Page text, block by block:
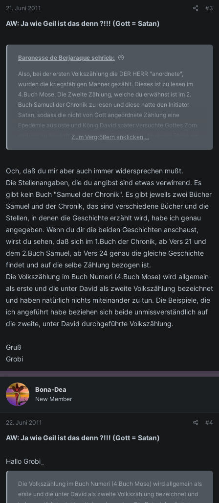
e
21. Juni 2011 #3
AW: Ja wie Geil ist das denn ?!!! (Gott = Satan)
Baronesse de Berjaraque schrieb:
Also, bei der ersten Volkszählung die DER HERR "anordnete",
wurden die kriegsfähigen Männer gezählt. Dieses ist zu lesen im
4.Buch Mose. Die Zweite Zählung, welche du erwähnst ist im 2.
Buch Samuel der Chronik zu lesen und diese hatte den Initiator
Satan, sodass die nicht von Gott angeordnete Zählung eine
Epedemie auslöste und König David später versuchte Gottes Zorn
darüber zu besänftigen mit einem Schuldopfer. An dieser Stelle wo
Lieber Grobi, da du da zwei verschiedene Volkszählungen zu einer
machtest, muß ich dir leider die Freude über deine Erkenntnis
Gott=Satan ein wenig nehmen
Gruß
Baronesse
Zum Vergrößern anklicken....
Och, daß du mir aber auch immer widersprechen mußt.
Die Stellenangaben, die du angibst sind etwas verwirrend. Es
gibt kein Buch "Samuel der Chronik". Es gibt jeweils zwei Bücher
Samuel und der Chronik, das sind verschiedene Bücher und die
Stellen, in denen die Geschichte erzählt wird, habe ich genau
angegeben. Wenn du dir die beiden Geschichten anschaust,
wirst du sehen, daß sich im 1.Buch der Chronik, ab Vers 21 und
dem 2.Buch Samuel, ab Vers 24 genau die gleiche Geschichte
findet und auf die selbe Zählung bezogen ist.
Die Volkszählung im Buch Numeri (4.Buch Mose) wird allgemein
als erste und die unter David als zweite Volkszählung bezeichnet
und haben natürlich nichts miteinander zu tun. Die Beispiele, die
ich angeführt habe beziehen sich beide unmissverständlich auf
die zweite, unter David durchgeführte Volkszählung.
Gruß
Grobi
Bona-Dea
New Member
22. Juni 2011 #4
AW: Ja wie Geil ist das denn ?!!! (Gott = Satan)
Hallo Grobi_
Die Volkszählung im Buch Numeri (4.Buch Mose) wird allgemein als
erste und die unter David als zweite Volkszählung bezeichnet und